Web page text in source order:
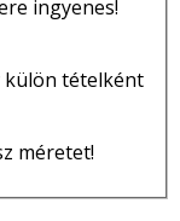
ingyenes!
külön tételként
méretet!